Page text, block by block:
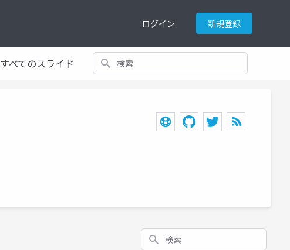
ログイン 新規登録
すべてのスライド 検索
検索